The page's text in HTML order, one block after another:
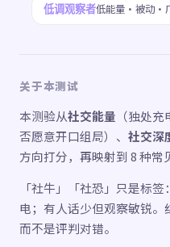
低调观察者低能量·被动·
关于本测试
本测验从社交能量 （独处
否愿意开口组局）、 社交深
方向打分，再映射到 8 种常
「社牛」「社恐」只是标
电；有人话少但观察敏锐。
而不是评判对错。